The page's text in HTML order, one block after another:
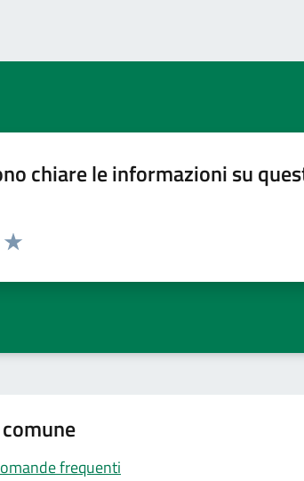
chiare le informazioni su
la pagina
frequenti